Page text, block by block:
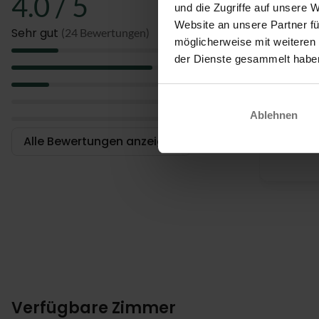
und die Zugriffe auf unsere
Website an unsere Partner
möglicherweise mit
der Dienste gesammelt
Ablehnen
Zimmer
Das
über ein
den
geringe
Sehr gut (24 Bewertungen)
5
4
3
Alle Bewertungen anzeigen
Sehr
Verfügbare Zimmer